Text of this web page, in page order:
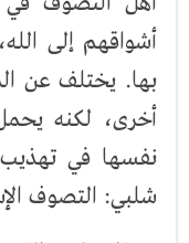
أشواقهم إلى
بها. يختلف عن
أخرى، لكنه
نفسها في
شلبي: التصوف